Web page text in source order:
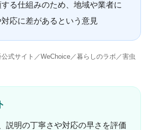
る仕組みのため、地域や業者に
応に差があるという意見
式サイト／WeChoice／暮らしのラボ／害虫
説明の丁寧さや対応の早さを評価